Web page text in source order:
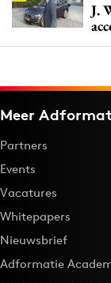
J.
Meer
Partners
Events
Vacatures
Whitepapers
Nieuwsbrief
Adformatie